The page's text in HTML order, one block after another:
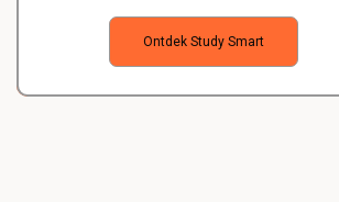
Ontdek Study Smart